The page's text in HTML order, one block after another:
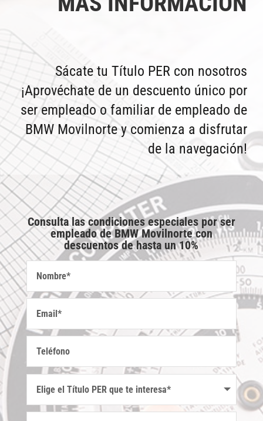
Sácate tu Título PER con nosotros
¡Aprovéchate de un descuento único por
ser empleado o familiar de empleado de
BMW Movilnorte y comienza a disfrutar
de la navegación!
Consulta las condiciones especiales por ser
empleado de BMW Movilnorte con
descuentos de hasta un 10%